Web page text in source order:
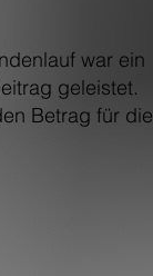
war ein
geleistet.
Betrag für die